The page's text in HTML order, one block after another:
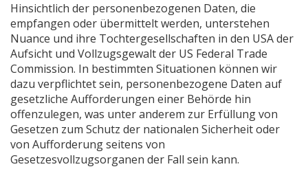
Hinsichtlich der personenbezogenen Daten, die
empfangen oder übermittelt werden, unterstehen
Nuance und ihre Tochtergesellschaften in den USA der
Aufsicht und Vollzugsgewalt der US Federal Trade
Commission. In bestimmten Situationen können wir
dazu verpflichtet sein, personenbezogene Daten auf
gesetzliche Aufforderungen einer Behörde hin
offenzulegen, was unter anderem zur Erfüllung von
Gesetzen zum Schutz der nationalen Sicherheit oder
von Aufforderung seitens von
Gesetzesvollzugsorganen der Fall sein kann.